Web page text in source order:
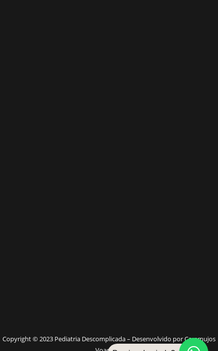
Copyright © 2023 Pediatria Descomplicada – Desenvolvido por Caramujos
W